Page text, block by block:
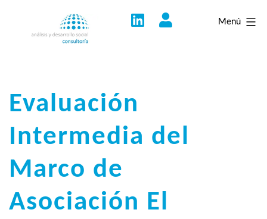
Menú
Evaluación
Intermedia del
Marco de
Asociación El